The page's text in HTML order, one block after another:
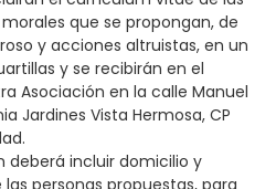
que se propongan, de
y acciones altruistas, en un
y se recibirán en el
Asociación en la calle Manuel
Jardines Vista Hermosa, CP
deberá incluir domicilio y
personas propuestas, para